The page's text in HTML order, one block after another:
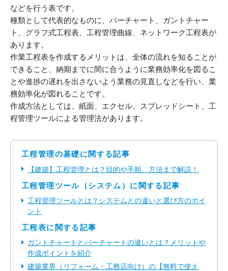
などを行う表です。
種類として代表的なものに、バーチャート、ガントチャー
ト、グラフ式工程表、工程管理曲線、ネットワーク工程表が
あります。
作業工程表を作成するメリットは、全体の流れを知ることが
できること、納期までに間に合うように業務効率化を図るこ
とや進捗の遅れを出さないよう業務の見直しなどを行い、業
務効率化が図れることです。
作成方法としては、紙面、エクセル、スプレッドシート、工
程管理ツールによる管理法があります。
工程管理の基礎に関する記事
【建築】工程管理とは？目的や手順、方法まで解説！
工程管理ツール（システム）に関する記事
工程管理ツールとは？システムとの違いと選び方のポイ
ント
工程表に関する記事
ガントチャートとバーチャートの違いとは？メリットや
作成ポイントを紹介
建築業界（リフォーム・工務店向け）の【無料で使え